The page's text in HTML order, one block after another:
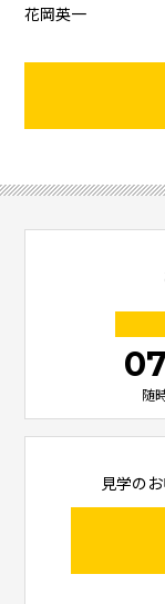
花岡英一
随
見学の